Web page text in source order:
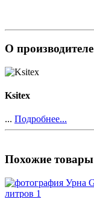
О производителе
Ksitex
... Подробнее...
Похожие товары